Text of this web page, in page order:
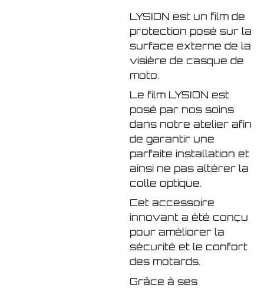
LYSION est un film de
protection posé sur la
surface externe de la
visière de casque de
moto.
Le film LYSION est
posé par nos soins
dans notre atelier afin
de garantir une
parfaite installation et
ainsi ne pas altérer la
colle optique.
Cet accessoire
innovant a été conçu
pour améliorer la
sécurité et le confort
des motards.
Grâce à ses